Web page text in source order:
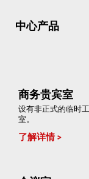
中心产品
商务贵宾室
设有非正式的临时
室。
了解详情